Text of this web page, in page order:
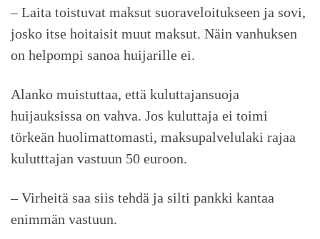
– Laita toistuvat maksut suoraveloitukseen ja sovi,
josko itse hoitaisit muut maksut. Näin vanhuksen
on helpompi sanoa huijarille ei.
Alanko muistuttaa, että kuluttajansuoja
huijauksissa on vahva. Jos kuluttaja ei toimi
törkeän huolimattomasti, maksupalvelulaki rajaa
kulutttajan vastuun 50 euroon.
– Virheitä saa siis tehdä ja silti pankki kantaa
enimmän vastuun.